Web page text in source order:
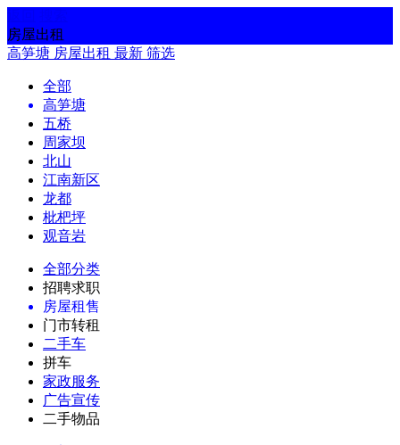
房屋出租
高笋塘 房屋出租 最新 筛选
全部
高笋塘
五桥
周家坝
北山
江南新区
龙都
枇杷坪
观音岩
全部分类
招聘求职
房屋租售
门市转租
二手车
拼车
家政服务
广告宣传
二手物品